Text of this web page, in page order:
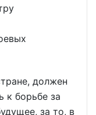
должен
к борьбе за
за то, в